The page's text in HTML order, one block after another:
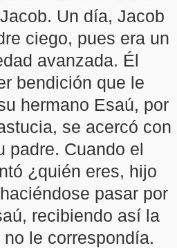
Un día, Jacob
ciego, pues era un
avanzada. Él
bendición que le
hermano Esaú, por
se acercó con
padre. Cuando el
¿quién eres, hijo
pasar por
recibiendo así la
le correspondía.